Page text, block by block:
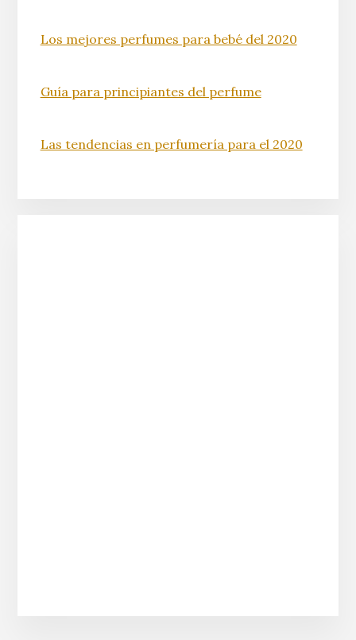
Los mejores perfumes para bebé del 2020
Guía para principiantes del perfume
Las tendencias en perfumería para el 2020